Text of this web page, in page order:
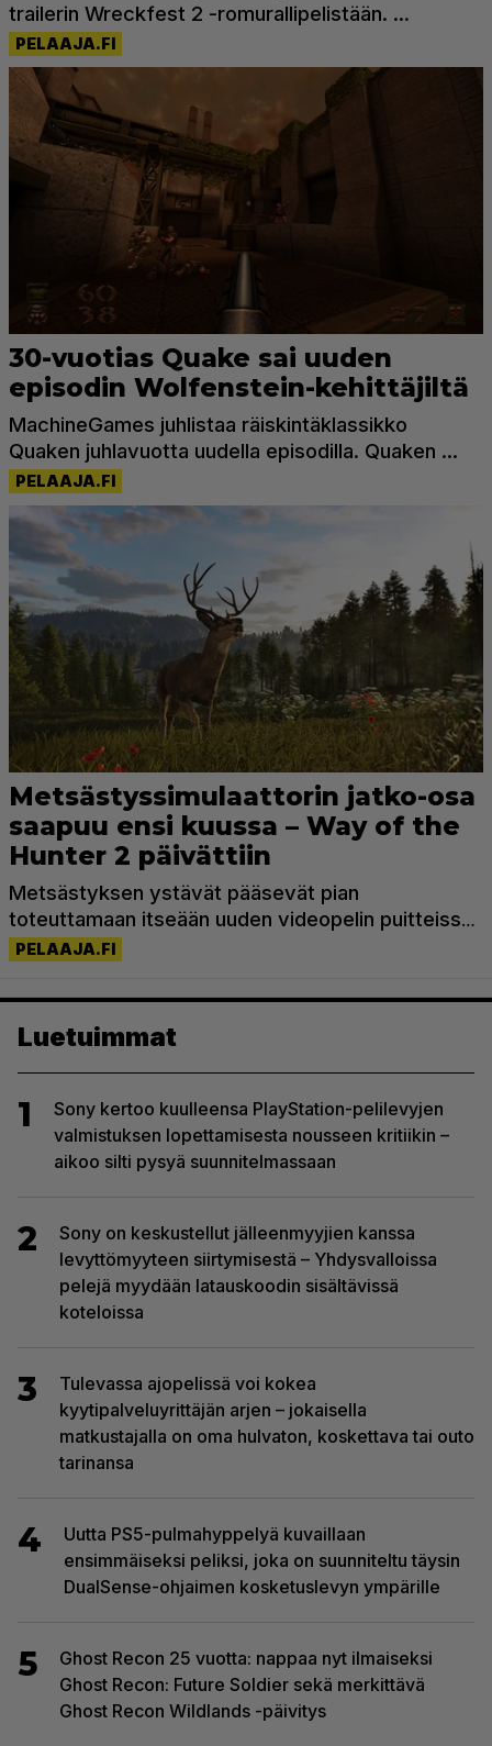
Luetuimmat
1
Sony kertoo kuulleensa PlayStation-pelilevyjen
valmistuksen lopettamisesta nousseen kritiikin –
aikoo silti pysyä suunnitelmassaan
2
Sony on keskustellut jälleenmyyjien kanssa
levyttömyyteen siirtymisestä – Yhdysvalloissa
pelejä myydään latauskoodin sisältävissä
koteloissa
3
Tulevassa ajopelissä voi kokea
kyytipalveluyrittäjän arjen – jokaisella
matkustajalla on oma hulvaton, koskettava tai outo
tarinansa
4
Uutta PS5-pulmahyppelyä kuvaillaan
ensimmäiseksi peliksi, joka on suunniteltu täysin
DualSense-ohjaimen kosketuslevyn ympärille
5
Ghost Recon 25 vuotta: nappaa nyt ilmaiseksi
Ghost Recon: Future Soldier sekä merkittävä
Ghost Recon Wildlands -päivitys